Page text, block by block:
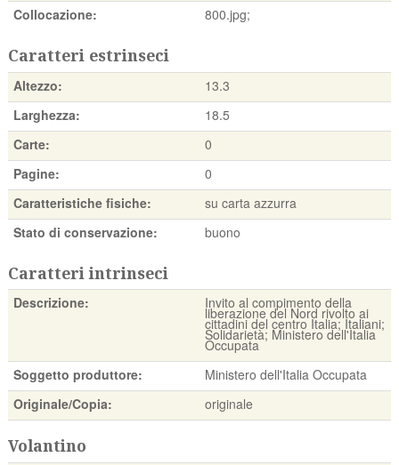
Collocazione:
800.jpg;
Caratteri estrinseci
Altezzo:
13.3
Larghezza:
18.5
Carte:
0
Pagine:
0
Caratteristiche fisiche:
su carta azzurra
Stato di conservazione:
buono
Caratteri intrinseci
Descrizione: Invito al compimento della
liberazione del Nord rivolto ai
cittadini del centro Italia; Italiani;
Solidarietà; Ministero dell'Italia
Occupata
Soggetto produttore:
Ministero dell'Italia Occupata
Originale/Copia:
originale
Volantino